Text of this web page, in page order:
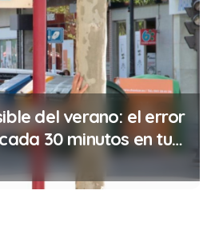
del verano: el error
30 minutos en tu
que te puede